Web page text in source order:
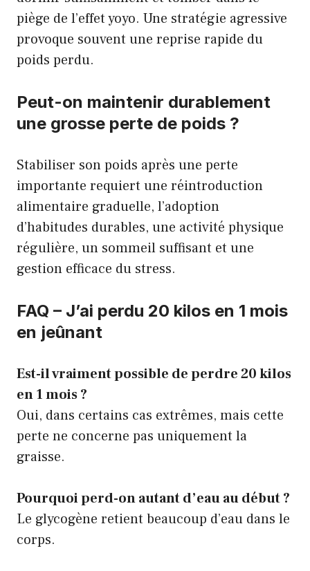
piège de l’effet yoyo. Une stratégie agressive
provoque souvent une reprise rapide du
poids perdu.
Peut-on maintenir durablement
une grosse perte de poids ?
Stabiliser son poids après une perte
importante requiert une réintroduction
alimentaire graduelle, l’adoption
d’habitudes durables, une activité physique
régulière, un sommeil suffisant et une
gestion efficace du stress.
FAQ – J’ai perdu 20 kilos en 1 mois
en jeûnant
Est-il vraiment possible de perdre 20 kilos
en 1 mois ?
Oui, dans certains cas extrêmes, mais cette
perte ne concerne pas uniquement la
graisse.
Pourquoi perd-on autant d’eau au début ?
Le glycogène retient beaucoup d’eau dans le
corps.